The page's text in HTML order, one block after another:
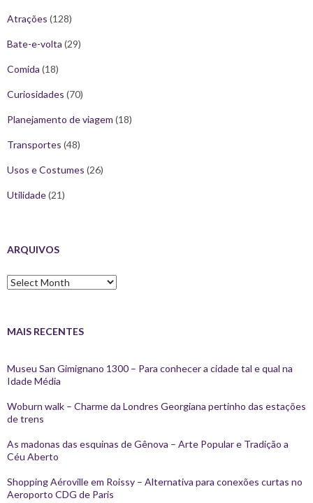
Atrações (128)
Bate-e-volta (29)
Comida (18)
Curiosidades (70)
Planejamento de viagem (18)
Transportes (48)
Usos e Costumes (26)
Utilidade(21)
ARQUIVOS
Arquivos
MAIS RECENTES
Museu San Gimignano 1300 – Para conhecer a cidade tal e qual na
Idade Média
Woburn walk – Charme da Londres Georgiana pertinho das estações
de trens
As madonas das esquinas de Gênova – Arte Popular e Tradição a
Céu Aberto
Shopping Aéroville em Roissy – Alternativa para conexões curtas no
Aeroporto CDG de Paris